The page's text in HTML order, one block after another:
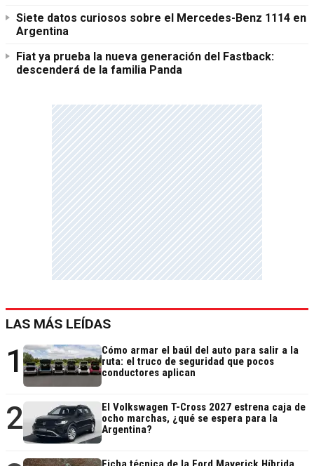
Siete datos curiosos sobre el Mercedes-Benz 1114 en
Argentina
Fiat ya prueba la nueva generación del Fastback:
descenderá de la familia Panda
LAS MÁS LEÍDAS
1
Cómo armar el baúl del auto para salir a la
ruta: el truco de seguridad que pocos
conductores aplican
2
El Volkswagen T-Cross 2027 estrena caja de
ocho marchas, ¿qué se espera para la
Argentina?